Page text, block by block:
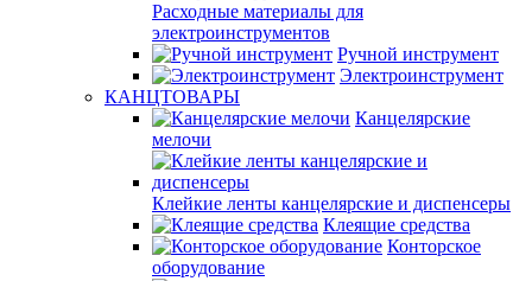
Расходные материалы для
электроинструментов
Ручной инструмент
Электроинструмент
КАНЦТОВАРЫ
Канцелярские
мелочи
Клейкие ленты канцелярские и диспенсеры
Клеящие средства
Конторское
оборудование